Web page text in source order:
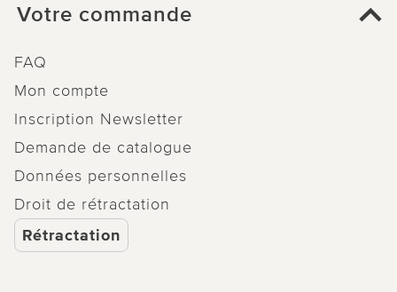
Votre commande
FAQ
Mon compte
Inscription Newsletter
Demande de catalogue
Données personnelles
Droit de rétractation
Rétractation